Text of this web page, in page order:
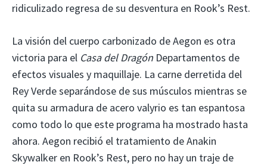
ridiculizado regresa de su desventura en Rook’s Rest.
La visión del cuerpo carbonizado de Aegon es otra
victoria para el Casa del Dragón Departamentos de
efectos visuales y maquillaje. La carne derretida del
Rey Verde separándose de sus músculos mientras se
quita su armadura de acero valyrio es tan espantosa
como todo lo que este programa ha mostrado hasta
ahora. Aegon recibió el tratamiento de Anakin
Skywalker en Rook’s Rest, pero no hay un traje de